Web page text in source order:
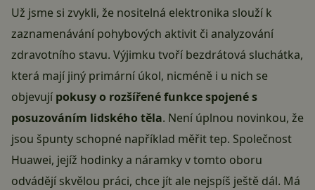
Už jsme si zvykli, že nositelná elektronika slouží k
zaznamenávání pohybových aktivit či analyzování
zdravotního stavu. Výjimku tvoří bezdrátová sluchátka,
která mají jiný primární úkol, nicméně i u nich se
objevují pokusy o rozšířené funkce spojené s
posuzováním lidského těla. Není úplnou novinkou, že
jsou špunty schopné například měřit tep. Společnost
Huawei, jejíž hodinky a náramky v tomto oboru
odvádějí skvělou práci, chce jít ale nejspíš ještě dál. Má